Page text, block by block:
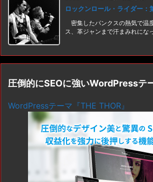
ロックンロール・ライダー：
密集したパンクスの熱気で温
ス、革ジャンまで汗まみれにな
圧倒的にSEOに強いWordPressテ
WordPressテーマ『THE THOR』